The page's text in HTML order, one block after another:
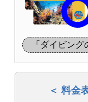
「ダイビン
料金